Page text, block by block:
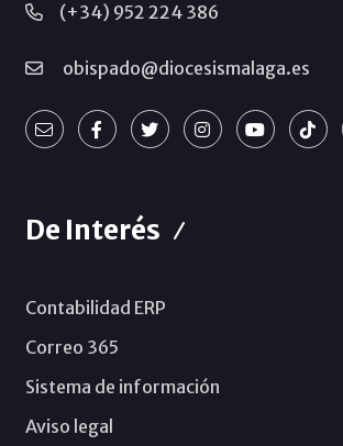
(+34) 952 224 386
obispado@diocesismalaga.es
De Interés
Contabilidad ERP
Correo 365
Sistema de información
Aviso legal